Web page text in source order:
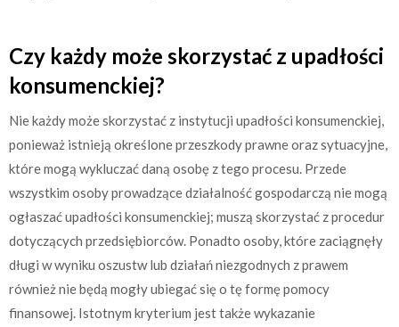
Czy każdy może skorzystać z upadłości
konsumenckiej?
Nie każdy może skorzystać z instytucji upadłości konsumenckiej,
ponieważ istnieją określone przeszkody prawne oraz sytuacyjne,
które mogą wykluczać daną osobę z tego procesu. Przede
wszystkim osoby prowadzące działalność gospodarczą nie mogą
ogłaszać upadłości konsumenckiej; muszą skorzystać z procedur
dotyczących przedsiębiorców. Ponadto osoby, które zaciągnęły
długi w wyniku oszustw lub działań niezgodnych z prawem
również nie będą mogły ubiegać się o tę formę pomocy
finansowej. Istotnym kryterium jest także wykazanie